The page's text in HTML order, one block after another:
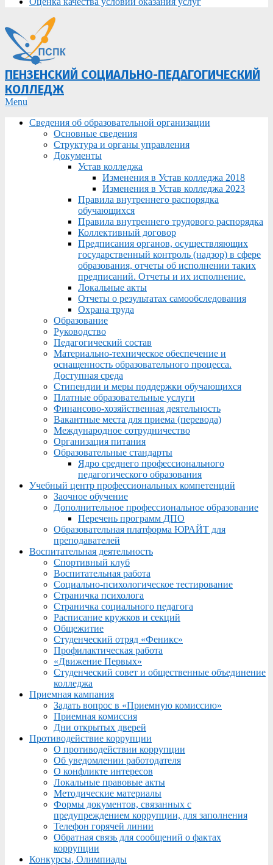
ПЕНЗЕНСКИЙ СОЦИАЛЬНО-ПЕДАГОГИЧЕСКИЙ
КОЛЛЕДЖ
Primary
Menu
Menu
Сведения об образовательной организации
Основные сведения
Структура и органы управления
Документы
Устав колледжа
Изменения в Устав колледжа 2018
Изменения в Устав колледжа 2023
Правила внутреннего распорядка
обучающихся
Правила внутреннего трудового распорядка
Коллективный договор
Предписания органов, осуществляющих
государственный контроль (надзор) в сфере
образования, отчеты об исполнении таких
предписаний. Отчеты и их исполнение.
Локальные акты
Отчеты о результатах самообследования
Охрана труда
Образование
Руководство
Педагогический состав
Материально-техническое обеспечение и
оснащенность образовательного процесса.
Доступная среда
Стипендии и меры поддержки обучающихся
Платные образовательные услуги
Финансово-хозяйственная деятельность
Вакантные места для приема (перевода)
Международное сотрудничество
Организация питания
Образовательные стандарты
Ядро среднего профессионального
педагогического образования
Учебный центр профессиональных компетенций
Заочное обучение
Дополнительное профессиональное образование
Перечень программ ДПО
Образовательная платформа ЮРАЙТ для
преподавателей
Воспитательная деятельность
Спортивный клуб
Воспитательная работа
Социально-психологическое тестирование
Страничка психолога
Страничка социального педагога
Расписание кружков и секций
Общежитие
Студенческий отряд «Феникс»
Профилактическая работа
«Движение Первых»
Студенческий совет и общественные объединение
колледжа
Приемная кампания
Задать вопрос в «Приемную комиссию»
Приемная комиссия
Дни открытых дверей
Противодействие коррупции
О противодействии коррупции
Об уведомлении работодателя
О конфликте интересов
Локальные правовые акты
Методические материалы
Формы документов, связанных с
предупреждением коррупции, для заполнения
Телефон горячей линии
Обратная связь для сообщений о фактах
коррупции
Конкурсы, Олимпиады